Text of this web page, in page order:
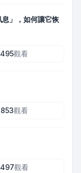
」，如何讓它恢
495觀看
853觀看
497觀看